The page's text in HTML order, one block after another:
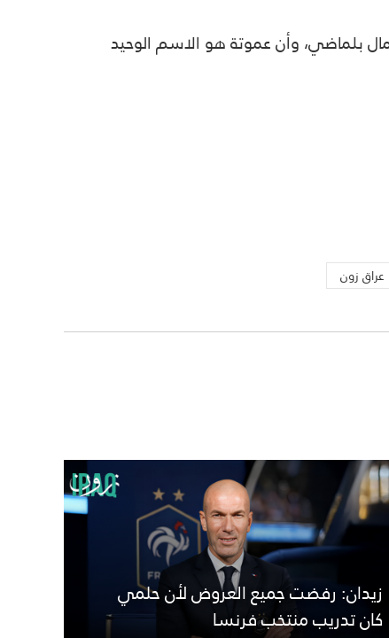
بلماضي، وأن عموتة هو الاسم الوحيد
عراق زون
زيدان: رفضت جميع العروض لأن حلمي
كان تدريب منتخب فرنسا